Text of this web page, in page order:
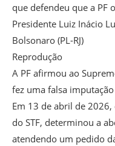
que defendeu que a PF
Presidente Luiz Inácio
Bolsonaro (PL-RJ)
Reprodução
A PF afirmou ao
fez uma falsa
Em 13 de abril de
do STF, determinou a
atendendo um pedido